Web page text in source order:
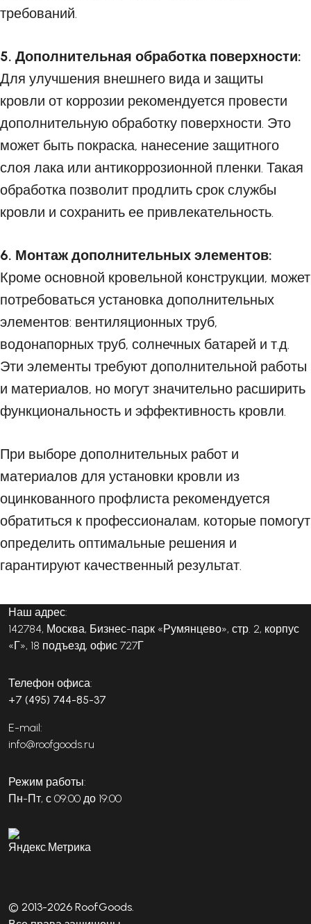
требований.
5. Дополнительная обработка поверхности:
Для улучшения внешнего вида и защиты
кровли от коррозии рекомендуется провести
дополнительную обработку поверхности. Это
может быть покраска, нанесение защитного
слоя лака или антикоррозионной пленки. Такая
обработка позволит продлить срок службы
кровли и сохранить ее привлекательность.
6. Монтаж дополнительных элементов:
Кроме основной кровельной конструкции, может
потребоваться установка дополнительных
элементов: вентиляционных труб,
водонапорных труб, солнечных батарей и т.д.
Эти элементы требуют дополнительной работы
и материалов, но могут значительно расширить
функциональность и эффективность кровли.
При выборе дополнительных работ и
материалов для установки кровли из
оцинкованного профлиста рекомендуется
обратиться к профессионалам, которые помогут
определить оптимальные решения и
гарантируют качественный результат.
Наш адрес:
142784, Москва, Бизнес-парк «Румянцево», стр. 2, корпус
«Г», 18 подъезд, офис 727Г
Телефон офиса:
+7 (495) 744-85-37
E-mail:
info@roofgoods.ru
Режим работы:
Пн-Пт, с 09:00 до 19:00
© 2013-2026 RoofGoods.